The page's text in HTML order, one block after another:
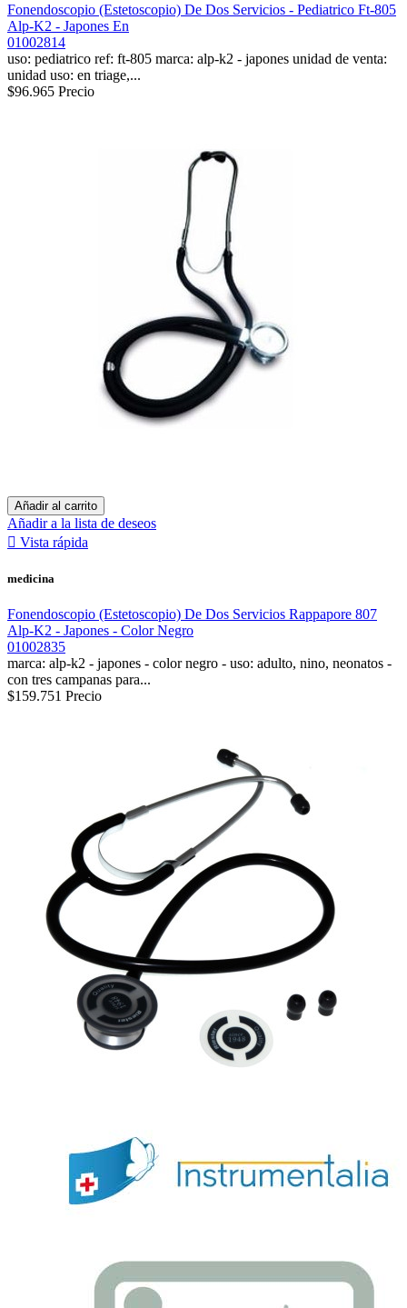
Fonendoscopio (Estetoscopio) De Dos Servicios - Pediatrico Ft-805
Alp-K2 - Japones En
01002814
uso: pediatrico ref: ft-805 marca: alp-k2 - japones unidad de venta:
unidad uso: en triage,...
$96.965 Precio
Añadir al carrito
Añadir a la lista de deseos
 Vista rápida
medicina
Fonendoscopio (Estetoscopio) De Dos Servicios Rappapore 807
Alp-K2 - Japones - Color Negro
01002835
marca: alp-k2 - japones - color negro - uso: adulto, nino, neonatos -
con tres campanas para...
$159.751 Precio